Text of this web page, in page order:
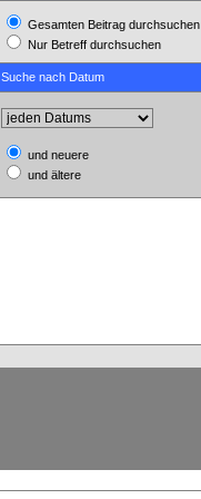
Gesamten Beitrag durchsuchen
Nur Betreff durchsuchen
Suche nach Datum
und neuere
und ältere